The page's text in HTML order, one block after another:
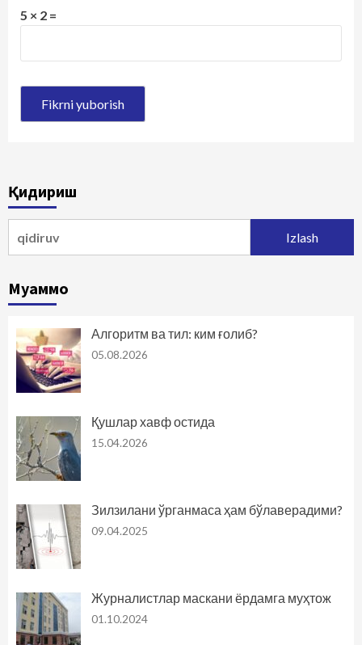
5 × 2 =
Қидириш
Муаммо
Алгоритм ва тил: ким ғолиб?
05.08.2026
Қушлар хавф остида
15.04.2026
Зилзилани ўрганмаса ҳам бўлаверадими?
09.04.2025
Журналистлар маскани ёрдамга муҳтож
01.10.2024